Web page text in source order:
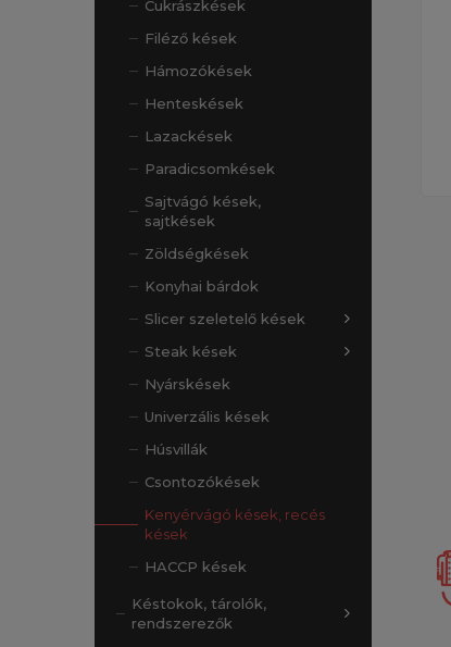
Cukrászkések
Filéző kések
Hámozókések
Henteskések
Lazackések
Paradicsomkések
Sajtvágó kések,
sajtkések
Zöldségkések
Konyhai bárdok
Slicer szeletelő kések
Steak kések
Nyárskések
Univerzális kések
Húsvillák
Csontozókések
Kenyérvágó kések, recés
kések
HACCP kések
Késtokok, tárolók,
rendszerezők